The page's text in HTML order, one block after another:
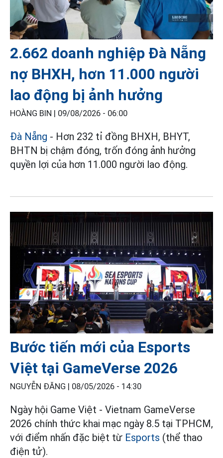
2.662 doanh nghiệp Đà Nẵng
nợ BHXH, hơn 11.000 người
lao động bị ảnh hưởng
HOÀNG BIN | 09/08/2026 - 06:00
Đà Nẵng - Hơn 232 tỉ đồng BHXH, BHYT,
BHTN bị chậm đóng, trốn đóng ảnh hưởng
quyền lợi của hơn 11.000 người lao động.
Bước tiến mới của Esports
Việt tại GameVerse 2026
NGUYỄN ĐĂNG | 08/05/2026 - 14:30
Ngày hội Game Việt - Vietnam GameVerse
2026 chính thức khai mạc ngày 8.5 tại TPHCM,
với điểm nhấn đặc biệt từ Esports (thể thao
điện tử).